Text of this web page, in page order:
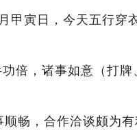
甲寅日，今天五行穿
倍，诸事如意（打牌
畅，合作洽谈颇为有